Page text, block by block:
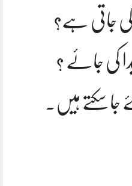
جاتی ہے؟
کی جائے ؟
سکتے ہیں۔